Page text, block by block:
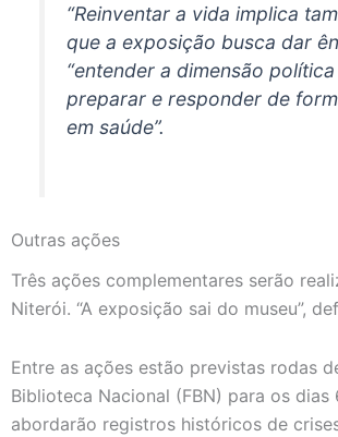
“Reinventar a vida implica
que a exposição busca dar
“entender a dimensão
preparar e responder de
em saúde”.
Outras ações
Três ações complementares serão
Niterói. “A exposição sai do museu”,
Entre as ações estão previstas rodas
Biblioteca Nacional (FBN) para os
abordarão registros históricos de